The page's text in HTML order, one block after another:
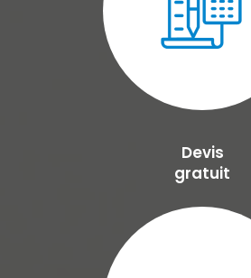
Devis
gratuit